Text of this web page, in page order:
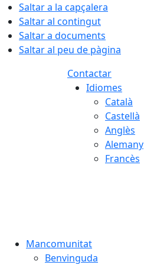
Saltar a la capçalera
Saltar al contingut
Saltar a documents
Saltar al peu de pàgina
Contactar
Idiomes
Català
Castellà
Anglès
Alemany
Francès
Mancomunitat
Benvinguda